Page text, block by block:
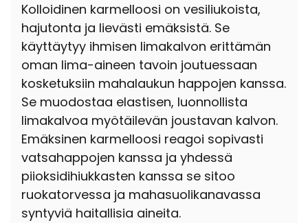
Kolloidinen karmelloosi on vesiliukoista,
hajutonta ja lievästi emäksistä. Se
käyttäytyy ihmisen limakalvon erittämän
oman lima-aineen tavoin joutuessaan
kosketuksiin mahalaukun happojen kanssa.
Se muodostaa elastisen, luonnollista
limakalvoa myötäilevän joustavan kalvon.
Emäksinen karmelloosi reagoi sopivasti
vatsahappojen kanssa ja yhdessä
piioksidihiukkasten kanssa se sitoo
ruokatorvessa ja mahasuolikanavassa
syntyviä haitallisia aineita.